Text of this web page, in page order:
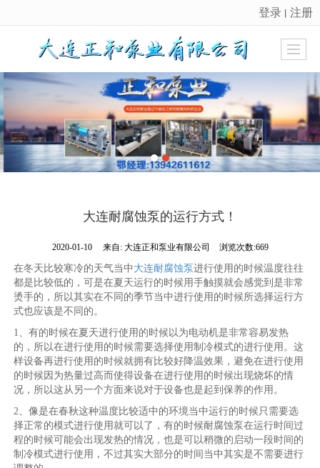
很遗憾，因您的浏览器版本过低导致无法获得最佳浏览体验，推荐下载安装谷歌浏览器！
登录 丨 注册
大连耐腐蚀泵的运行方式！
2020-01-10 来自: 大连正和泵业有限公司 浏览次数:669
在冬天比较寒冷的天气当中 大连耐腐蚀泵进行使用的时候温度往往
都是比较低的，可是在夏天运行的时候用手触摸就会感觉到是非常
烫手的，所以其实在不同的季节当中进行使用的时候所选择运行方
式也应该是不同的。
1、有的时候在夏天进行使用的时候以为电动机是非常容易发热
的，所以在进行使用的时候需要选择使用制冷模式的进行使用。这
样设备再进行使用的时候就拥有比较好降温效果，避免在进行使用
的时候因为热量过高而使得设备在进行使用的时候出现烧坏的情
况，所以这从另一个方面来说对于设备也是起到保养的作用。
2、像是在春秋这种温度比较适中的环境当中运行的时候只需要选
择正常的模式进行使用就可以了，有的时候耐腐蚀泵在运行时间过
程的时候可能会出现发热的情况，也是可以稍微的启动一段时间的
制冷模式进行使用，不过其实大部分的时间当中其实是不需要进行